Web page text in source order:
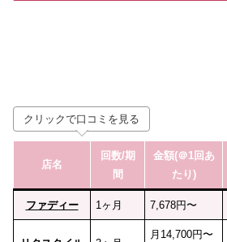
クリックで口コミを見る
店名
回数/期
間
金額(＠1回あ
たり)
ファディー 1ヶ月 7,678円〜
月14,700円〜